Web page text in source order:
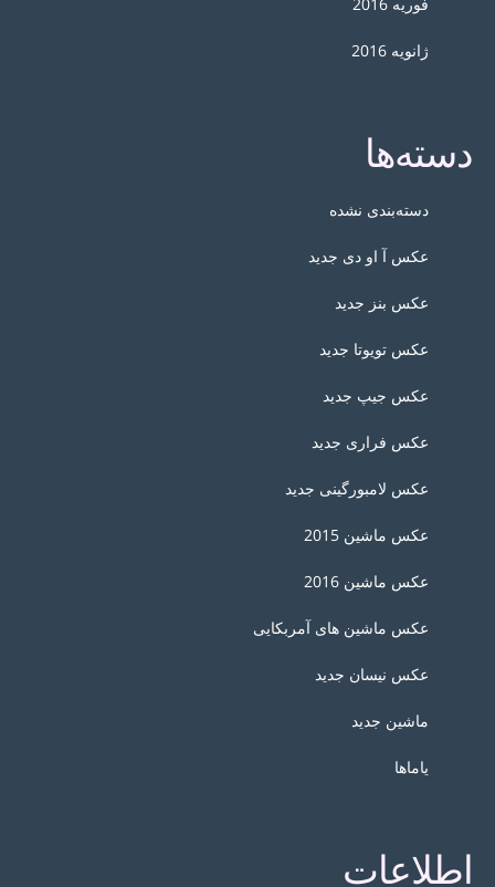
ژانویه 2016
دسته‌ها
دسته‌بندی نشده
عکس آ او دی جدید
عکس بنز جدید
عکس تویوتا جدید
عکس جیپ جدید
عکس فراری جدید
عکس لامبورگینی جدید
عکس ماشین 2015
عکس ماشین 2016
عکس ماشین های آمربکایی
عکس نیسان جدید
ماشین جدید
یاماها
اطلاعات